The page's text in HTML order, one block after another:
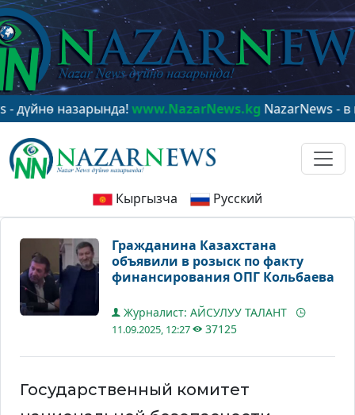
назарында!www.NazarNews.kgNazarNews - в
Кыргызча Русский
Гражданина Казахстана
объявили в розыск по факту
финансирования ОПГ Кольбаева
Журналист: АЙСУЛУУ ТАЛАНТ
11.09.2025, 12:27 37125
Государственный комитет